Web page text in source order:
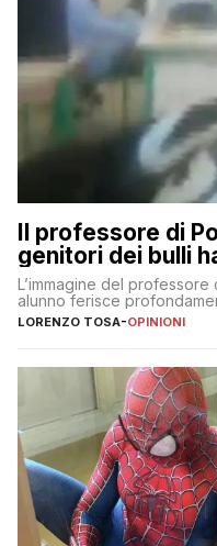
Il professore di
genitori dei bulli
L’immagine del
alunno ferisce
LORENZO TOSA-OPINIONI